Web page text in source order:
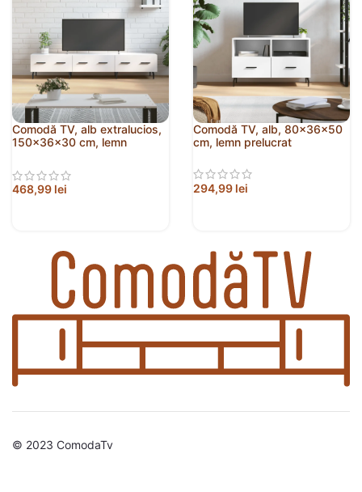
Comodă TV, alb extralucios,
150x36x30 cm, lemn
468,99 lei
Comodă TV, alb, 80x36x50
cm, lemn prelucrat
294,99 lei
© 2023 ComodaTv